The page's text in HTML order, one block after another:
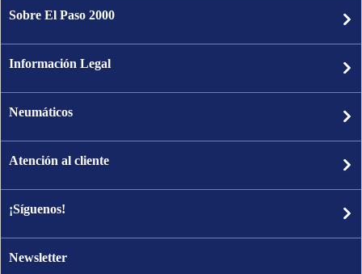
Sobre El Paso 2000
Información Legal
Neumáticos
Atención al cliente
¡Síguenos!
Newsletter